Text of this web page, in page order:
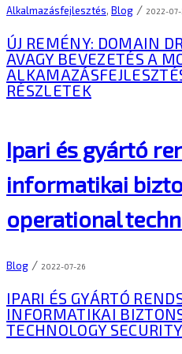
Alkalmazásfejlesztés, Blog / 2022-07-
ÚJ REMÉNY: DOMAIN
AVAGY BEVEZETÉS A
RÉSZLETEK
Ipari és gyártó
informatikai
operational
Blog / 2022-07-26
IPARI ÉS GYÁRTÓ
INFORMATIKAI
TECHNOLOGY SECURITY